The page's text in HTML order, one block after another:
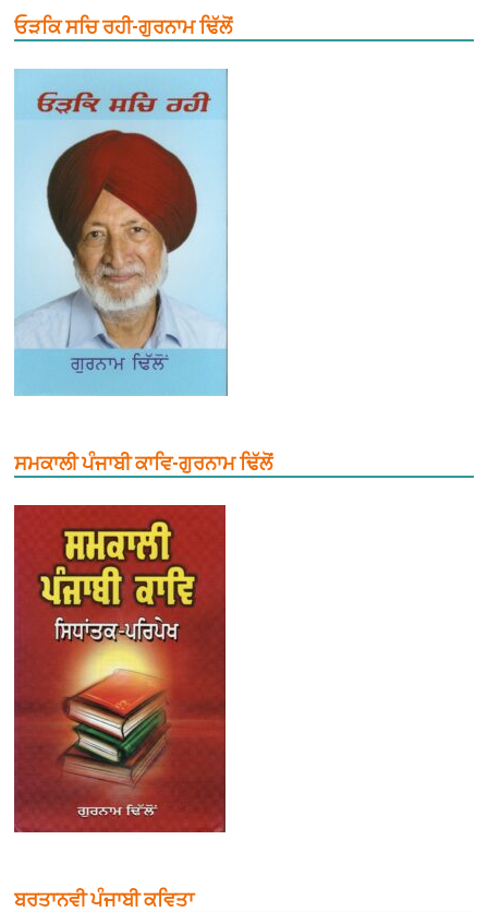
ਓੜਕਿ ਸਚਿ ਰਹੀ-ਗੁਰਨਾਮ ਢਿੱਲੋਂ
ਸਮਕਾਲੀ ਪੰਜਾਬੀ ਕਾਵਿ-ਗੁਰਨਾਮ ਢਿੱਲੋਂ
ਬਰਤਾਨਵੀ ਪੰਜਾਬੀ ਕਵਿਤਾ